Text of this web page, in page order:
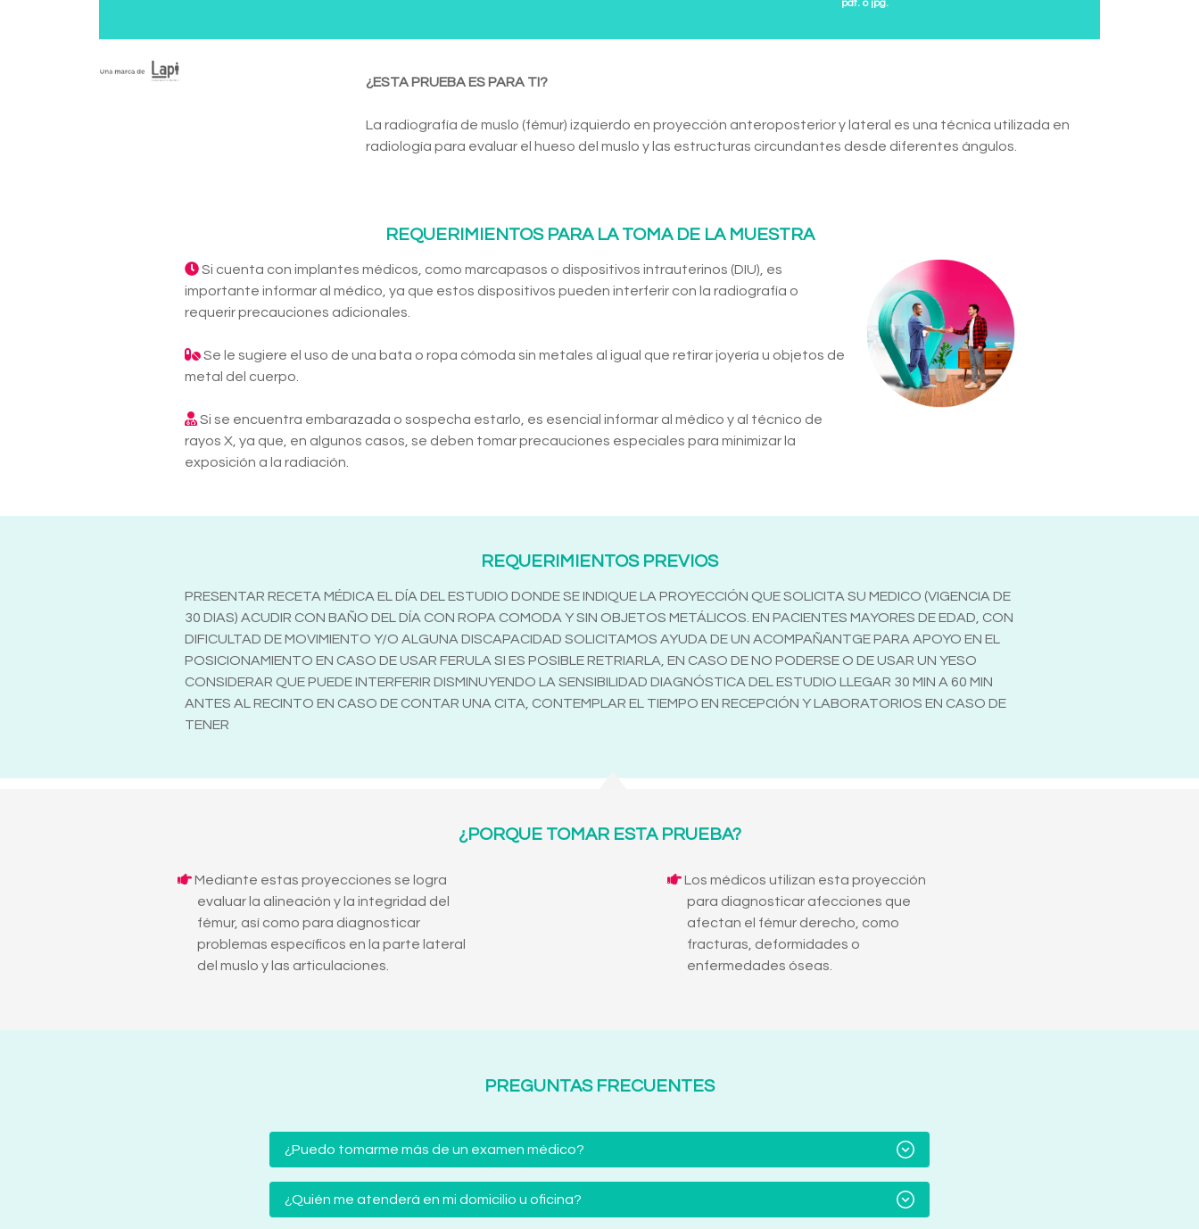
pdf. o jpg.
¿ESTA PRUEBA ES PARA TI?
La radiografía de muslo (fémur) izquierdo en proyección anteroposterior y lateral es una técnica utilizada en
radiología para evaluar el hueso del muslo y las estructuras circundantes desde diferentes ángulos.
REQUERIMIENTOS PARA LA TOMA DE LA MUESTRA
Si cuenta con implantes médicos, como marcapasos o dispositivos intrauterinos (DIU), es
importante informar al médico, ya que estos dispositivos pueden interferir con la radiografía o
requerir precauciones adicionales.
Se le sugiere el uso de una bata o ropa cómoda sin metales al igual que retirar joyería u objetos de
metal del cuerpo.
Si se encuentra embarazada o sospecha estarlo, es esencial informar al médico y al técnico de
rayos X, ya que, en algunos casos, se deben tomar precauciones especiales para minimizar la
exposición a la radiación.
REQUERIMIENTOS PREVIOS
PRESENTAR RECETA MÉDICA EL DÍA DEL ESTUDIO DONDE SE INDIQUE LA PROYECCIÓN QUE SOLICITA SU MEDICO (VIGENCIA DE
30 DIAS) ACUDIR CON BAÑO DEL DÍA CON ROPA COMODA Y SIN OBJETOS METÁLICOS. EN PACIENTES MAYORES DE EDAD, CON
DIFICULTAD DE MOVIMIENTO Y/O ALGUNA DISCAPACIDAD SOLICITAMOS AYUDA DE UN ACOMPAÑANTGE PARA APOYO EN EL
POSICIONAMIENTO EN CASO DE USAR FERULA SI ES POSIBLE RETRIARLA, EN CASO DE NO PODERSE O DE USAR UN YESO
CONSIDERAR QUE PUEDE INTERFERIR DISMINUYENDO LA SENSIBILIDAD DIAGNÓSTICA DEL ESTUDIO LLEGAR 30 MIN A 60 MIN
ANTES AL RECINTO EN CASO DE CONTAR UNA CITA, CONTEMPLAR EL TIEMPO EN RECEPCIÓN Y LABORATORIOS EN CASO DE
TENER
¿PORQUE TOMAR ESTA PRUEBA?
Mediante estas proyecciones se logra
evaluar la alineación y la integridad del
fémur, así como para diagnosticar
problemas específicos en la parte lateral
del muslo y las articulaciones.
Los médicos utilizan esta proyección
para diagnosticar afecciones que
afectan el fémur derecho, como
fracturas, deformidades o
enfermedades óseas.
PREGUNTAS FRECUENTES
¿Puedo tomarme más de un examen médico?
¿Quién me atenderá en mi domicilio u oficina?